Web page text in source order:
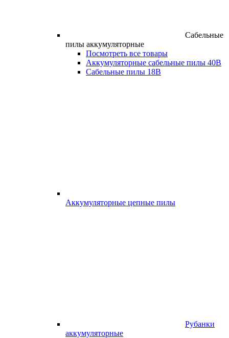
Сабельные
пилы аккумуляторные
Посмотреть все товары
Аккумуляторные сабельные пилы 40В
Сабельные пилы 18В
Аккумуляторные цепные пилы
Рубанки
аккумуляторные